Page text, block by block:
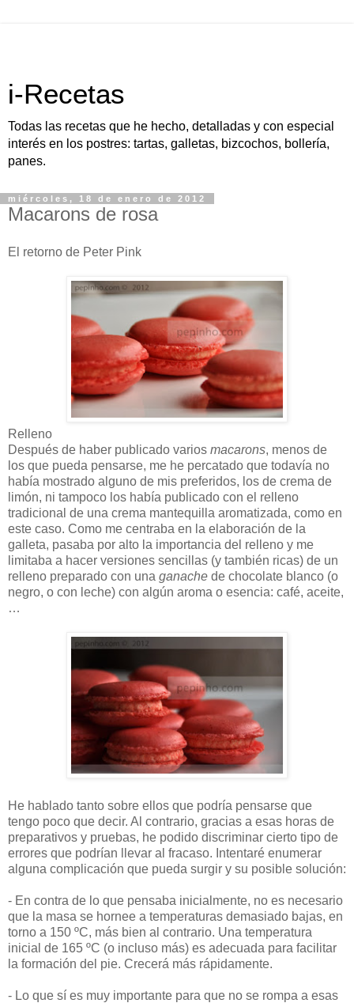
i-Recetas
Todas las recetas que he hecho, detalladas y con especial
interés en los postres: tartas, galletas, bizcochos, bollería,
panes.
miércoles, 18 de enero de 2012
Macarons de rosa
El retorno de Peter Pink
Relleno
Después de haber publicado varios macarons, menos de
los que pueda pensarse, me he percatado que todavía no
había mostrado alguno de mis preferidos, los de crema de
limón, ni tampoco los había publicado con el relleno
tradicional de una crema mantequilla aromatizada, como en
este caso. Como me centraba en la elaboración de la
galleta, pasaba por alto la importancia del relleno y me
limitaba a hacer versiones sencillas (y también ricas) de un
relleno preparado con una ganache de chocolate blanco (o
negro, o con leche) con algún aroma o esencia: café, aceite,
…
He hablado tanto sobre ellos que podría pensarse que
tengo poco que decir. Al contrario, gracias a esas horas de
preparativos y pruebas, he podido discriminar cierto tipo de
errores que podrían llevar al fracaso. Intentaré enumerar
alguna complicación que pueda surgir y su posible solución:
- En contra de lo que pensaba inicialmente, no es necesario
que la masa se hornee a temperaturas demasiado bajas, en
torno a 150 ºC, más bien al contrario. Una temperatura
inicial de 165 ºC (o incluso más) es adecuada para facilitar
la formación del pie. Crecerá más rápidamente.
- Lo que sí es muy importante para que no se rompa a esas